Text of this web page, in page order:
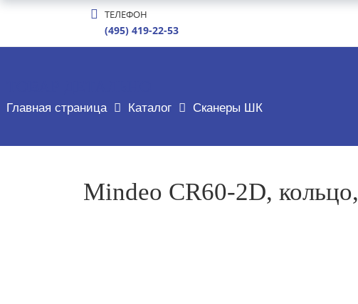
ТЕЛЕФОН
(495) 419-22-53
Главная страница Каталог Сканеры ШК
Mindeo CR60-2D,